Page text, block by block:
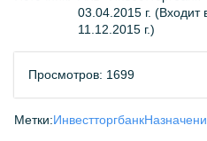
03.04.2015 г.
11.12.2015 г.)
Просмотров: 1699
Метки:Инвестторгбанк